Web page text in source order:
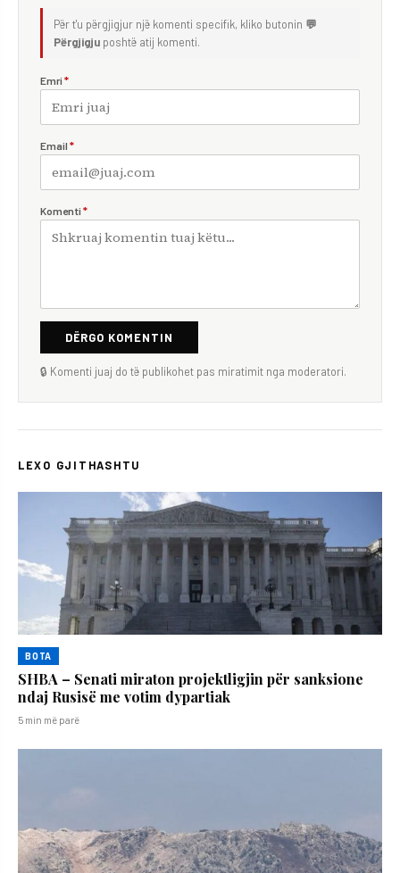
Për t'u përgjigjur një komenti specifik, kliko butonin 💬
Përgjigju poshtë atij komenti.
Emri *
Email *
Komenti *
DËRGO KOMENTIN
🔒 Komenti juaj do të publikohet pas miratimit nga moderatori.
LEXO GJITHASHTU
BOTA
SHBA – Senati miraton projektligjin për sanksione
ndaj Rusisë me votim dypartiak
5 min më parë